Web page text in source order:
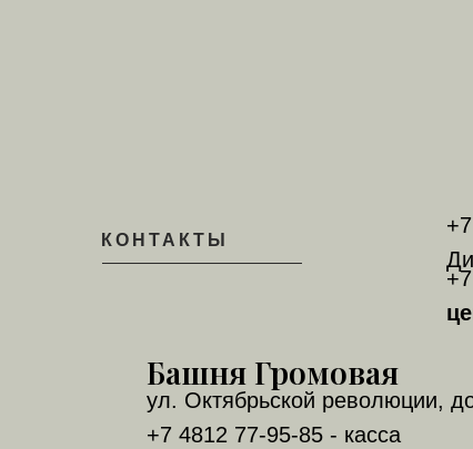
КОНТАКТЫ
ул. Октябрьской революции,
+7 4812 77-95-85 - касса
Башня Громовая